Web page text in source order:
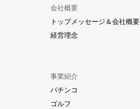
会社概要
トップメッセージ＆会社概要
経営理念
事業紹介
パチンコ
ゴルフ